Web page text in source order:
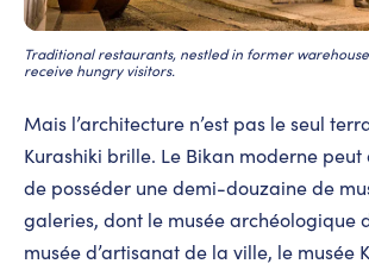
Traditional restaurants, nestled in former
receive hungry visitors.
Mais l’architecture n’est pas le seul
Kurashiki brille. Le Bikan moderne
de posséder une demi-douzaine de
galeries, dont le musée archéologique
musée d’artisanat de la ville, le musée